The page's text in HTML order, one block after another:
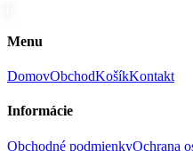
Menu
DomovObchodKošíkKontakt
Informácie
Obchodné podmienkyOchrana